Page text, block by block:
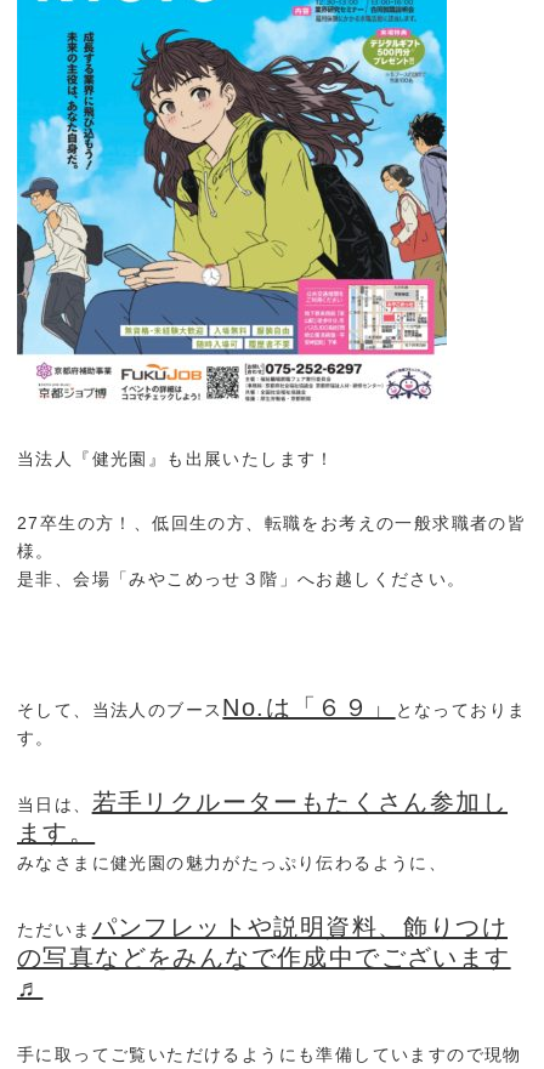
当法人『健光園』も出展いたします！
27卒生の方！、低回生の方、転職をお考えの一般求職者の皆
様。
是非、会場「みやこめっせ３階」へお越しください。
そして、当法人のブース No.は「６９」
となっておりま
す。
当日は、 若手リクルーターもたくさん参加し
ます。
みなさまに健光園の魅力がたっぷり伝わるように、
ただいま パンフレットや説明資料、飾りつけ
の写真などをみんなで作成中でございます
♬
手に取ってご覧いただけるようにも準備していますので現物